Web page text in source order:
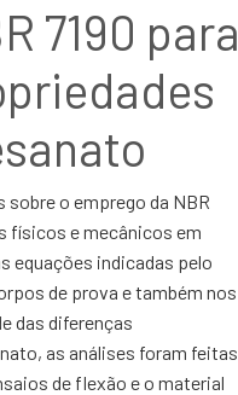
7190 para
o emprego da NBR
físicos e mecânicos em
equações indicadas pelo
de prova e também nos
das diferenças
as análises foram feitas
de flexão e o material